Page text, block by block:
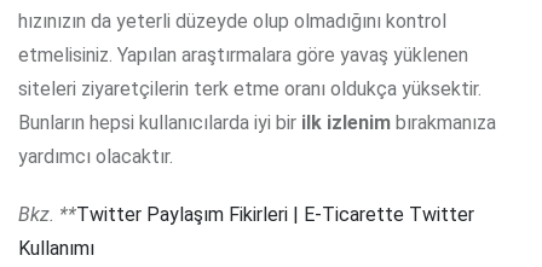
hızınızın da yeterli düzeyde olup olmadığını kontrol
etmelisiniz. Yapılan araştırmalara göre yavaş yüklenen
siteleri ziyaretçilerin terk etme oranı oldukça yüksektir.
Bunların hepsi kullanıcılarda iyi bir ilk izlenim bırakmanıza
yardımcı olacaktır.
Bkz. **Twitter Paylaşım Fikirleri | E-Ticarette Twitter
Kullanımı